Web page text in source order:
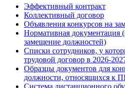
Эффективный контракт
Коллективный договор
Объявления конкурсов на
Нормативная документация
замещение должностей)
Списки сотрудников, у
трудовой договор в 2026-
Образцы документов для
должности, относящихся к
Система дистанционного